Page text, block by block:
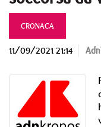
CRONACA
11/09/2021 21:14